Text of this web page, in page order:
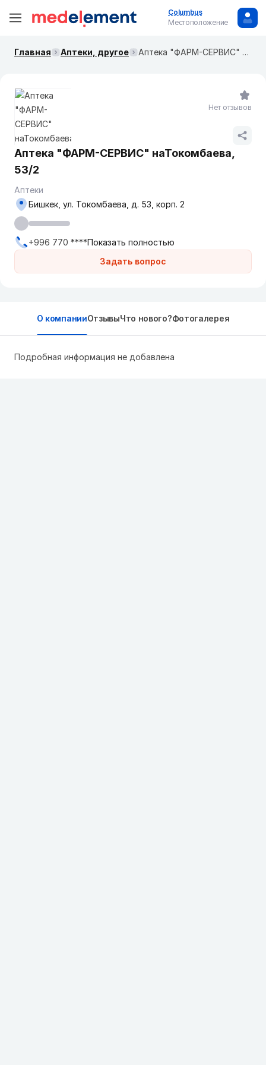
Columbus
Местоположение
Главная Аптеки, другое Аптека "ФАРМ-CЕРВИС" ​наТокомбаева, 53/2
Аптека "ФАРМ-CЕРВИС" ​наТокомбаева,
53/2
Аптеки
Задать вопрос
Бишкек, ул. Токомбаева, д. 53, корп. 2
+996 770 ****Показать полностью
Нет отзывов
О компанииОтзывыЧто нового?Фотогалерея
Подробная информация не добавлена